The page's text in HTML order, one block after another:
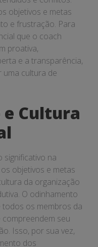
objetivos e metas
e frustração. Para
que o coach
proativa,
e a transparência,
uma cultura de
Cultura
significativo na
objetivos e metas
da organização
O odinhamento
todos os membros da
seu
Isso, por sua vez,
dos